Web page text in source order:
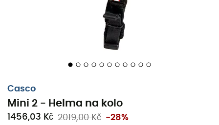
Casco
Mini 2 - Helma na kolo
1456,03 Kč 2019,00 Kč -28%